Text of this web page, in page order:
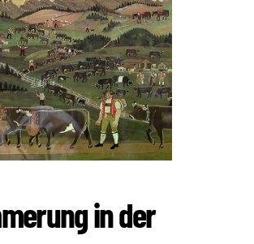
in der